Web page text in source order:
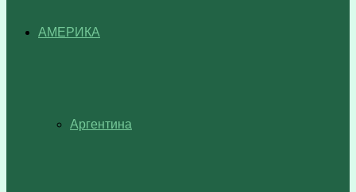
АМЕРИКА
Аргентина